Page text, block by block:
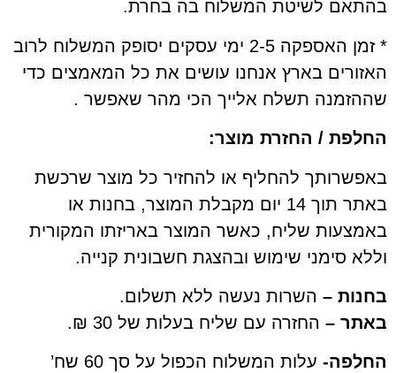
לשיטת המשלוח בה בחרת.
* זמן האספקה 2-5 ימי עסקים יסופק המשלוח לרוב
בארץ אנחנו עושים את כל המאמצים כדי
תשלח אלייך הכי מהר שאפשר .
/ החזרת מוצר:
להחליף או להחזיר כל מוצר שרכשת
באתר תוך 14 יום מקבלת המוצר, בחנות או
שליח, כאשר המוצר באריזתו המקורית
סימני שימוש ובהצגת חשבונית קנייה.
–השרות נעשה ללא תשלום.
–החזרה עם שליח בעלות של 30 ₪.
עלות המשלוח הכפול על סך 60 שח’